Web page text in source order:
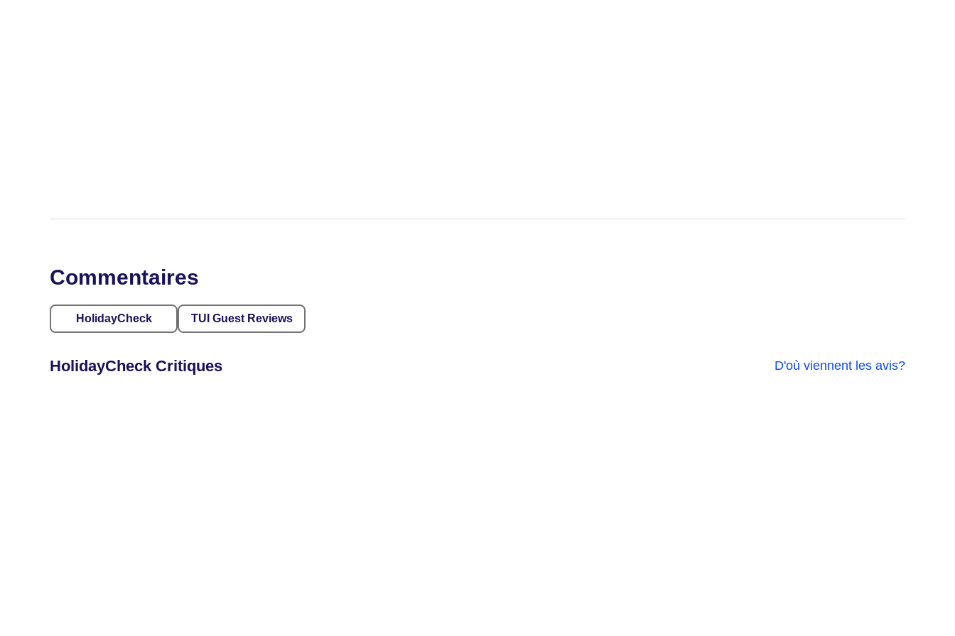
Commentaires
HolidayCheck TUI Guest Reviews
HolidayCheck Critiques D'où viennent les avis?